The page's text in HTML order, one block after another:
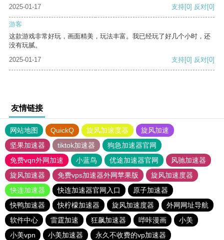
2025-01-17
支持[0] 反对[0]
游客
这款游戏非常好玩，画面精美，玩法丰富。我已经玩了好几个小时，还
没有玩腻。
2025-01-17
支持[0] 反对[0]
友情链接
网站地图 QuickQ 旋风加速度器
旋风加速
坚果加速器
tiktok加速器
狗急加速器官网
免费vqn外网加速
小蓝鸟 优途加速器官网
风驰加速器
旋风加速器
免费vps加速器外网苹果版
旋风加速度器
快连加速器
快连加速器官网入口
原子加速器
快鸭加速器
快柠檬加速器 旋风加速度器
外网网址导航
软件中心
雷霆加速 狂飙加速器 哔咔漫画
小美
小美vpn
小美加速器
永久不收费的vp加速器